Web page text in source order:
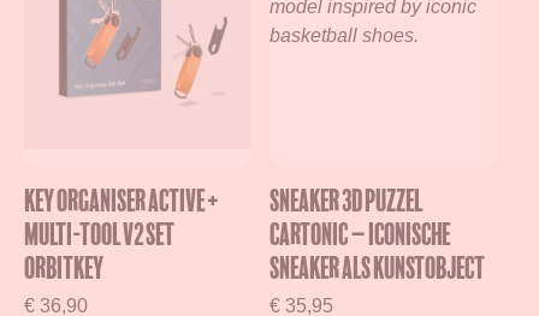
Key Organiser Active +
Multi-Tool v2 Set
Orbitkey
€ 36,90
Sneaker 3D puzzel
Cartonic – Iconische
sneaker als kunstobject
€ 35,95